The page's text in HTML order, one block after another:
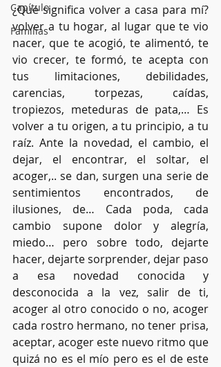
Capítulo
Familias
¿Qué significa volver a casa para mí?
volver a tu hogar, al lugar que te vio
nacer, que te acogió, te alimentó, te
vio crecer, te formó, te acepta con
tus limitaciones, debilidades,
carencias, torpezas, caídas,
tropiezos, meteduras de pata,… Es
volver a tu origen, a tu principio, a tu
raíz. Ante la novedad, el cambio, el
dejar, el encontrar, el soltar, el
acoger,.. se dan, surgen una serie de
sentimientos encontrados, de
ilusiones, de… Cada poda, cada
cambio supone dolor y alegría,
miedo… pero sobre todo, dejarte
hacer, dejarte sorprender, dejar paso
a esa novedad conocida y
desconocida a la vez, salir de ti,
acoger al otro conocido o no, acoger
cada rostro hermano, no tener prisa,
aceptar, acoger este nuevo ritmo que
quizá no es el mío pero es el de este